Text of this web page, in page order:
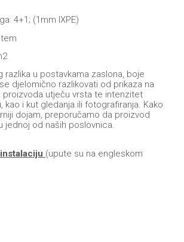
4+1; (1mm IXPE)
razlika u postavkama zaslona, boje
djelomično razlikovati od prikaza na
proizvoda utječu vrsta te intenzitet
kao i kut gledanja ili fotografiranja. Kako
dojam, preporučamo da proizvod
jednoj od naših poslovnica.
(upute su na engleskom